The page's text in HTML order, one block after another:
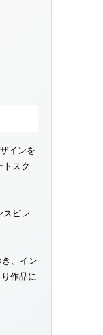
インを
スク
スピレ
、イン
作品に